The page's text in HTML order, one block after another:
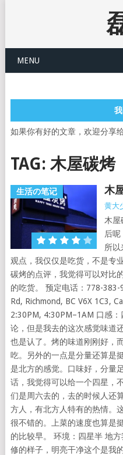
MENU
如果你有好的文章，欢迎分享
TAG: 木屋碳烤
生活の笔记 木
黄大
木屋
后呢
所以
观点，我仅仅是吃货，不是专
碳烤的点评，我觉得可以对比
的吃货。 预定电话：778-
Rd, Richmond, BC V6X 1C3,
2:30PM, 4:30PM–1AM 口感
论，但是我去的这次感觉味道
也是认了。烤的味道刚刚好，
吃。另外的一点是分量还算是
是北方的感觉。口味好，分量
话，我觉得可以给一个四星，
们是周六去的，去的时候人还
方人，有北方人特有的热情。
很不错的。上菜的速度也算是
的比较早。 环境：四星半 地
修的样子，明亮干净这个是我